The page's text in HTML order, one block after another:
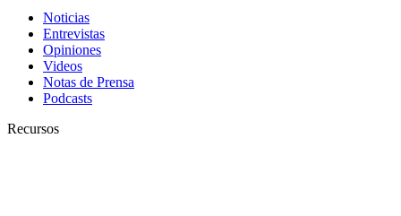
Noticias
Entrevistas
Opiniones
Videos
Notas de Prensa
Podcasts
Recursos